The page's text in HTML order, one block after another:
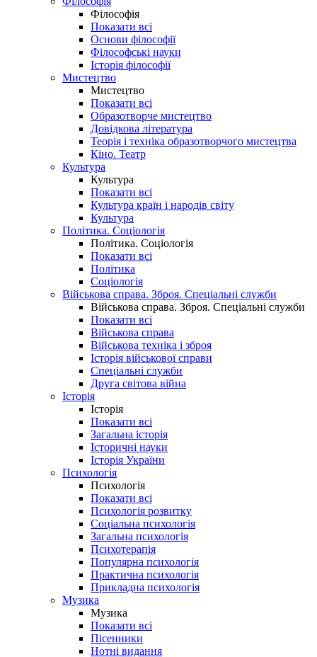
Філософія
Показати всі
Основи філософії
Філософські науки
Історія філософії
Мистецтво
Мистецтво
Показати всі
Образотворче мистецтво
Довідкова література
Теорія і техніка образотворчого мистецтва
Кіно. Театр
Культура
Культура
Показати всі
Культура країн і народів світу
Культура
Політика. Соціологія
Політика. Соціологія
Показати всі
Політика
Соціологія
Військова справа. Зброя. Спеціальні служби
Військова справа. Зброя. Спеціальні служби
Показати всі
Військова справа
Військова техніка і зброя
Історія військової справи
Спеціальні служби
Друга світова війна
Історія
Історія
Показати всі
Загальна історія
Історичні науки
Історія України
Психологія
Психологія
Показати всі
Психологія розвитку
Соціальна психологія
Загальна психологія
Психотерапія
Популярна психологія
Практична психологія
Прикладна психологія
Музика
Музика
Показати всі
Пісенники
Нотні видання